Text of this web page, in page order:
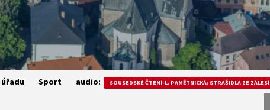
Sport audio: SOUSEDSKÉ ČTENÍ-L. PAMĚTNICKÁ: STRAŠIDLA ZE ZÁLESÍ